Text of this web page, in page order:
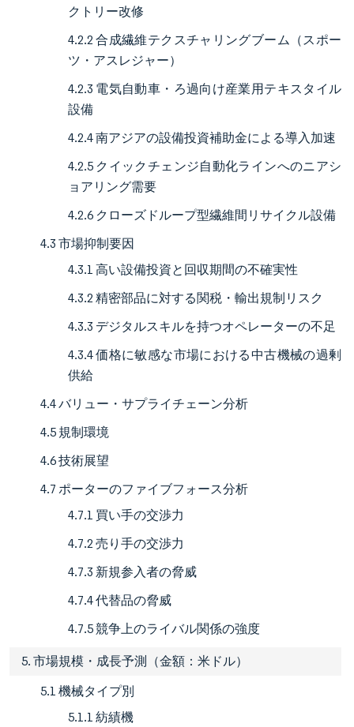
クトリー改修
4.2.2 合成繊維テクスチャリングブーム（スポー
ツ・アスレジャー）
4.2.3 電気自動車・ろ過向け産業用テキスタイル
設備
4.2.4 南アジアの設備投資補助金による導入加速
4.2.5 クイックチェンジ自動化ラインへのニアシ
ョアリング需要
4.2.6 クローズドループ型繊維間リサイクル設備
4.3 市場抑制要因
4.3.1 高い設備投資と回収期間の不確実性
4.3.2 精密部品に対する関税・輸出規制リスク
4.3.3 デジタルスキルを持つオペレーターの不足
4.3.4 価格に敏感な市場における中古機械の過剰
供給
4.4 バリュー・サプライチェーン分析
4.5 規制環境
4.6 技術展望
4.7 ポーターのファイブフォース分析
4.7.1 買い手の交渉力
4.7.2 売り手の交渉力
4.7.3 新規参入者の脅威
4.7.4 代替品の脅威
4.7.5 競争上のライバル関係の強度
5. 市場規模・成長予測（金額：米ドル）
5.1 機械タイプ別
5.1.1 紡績機